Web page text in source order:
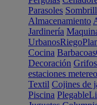
Parasoles
Almacenamiento
Jardinería
UrbanosRiego
Cocina Barbacoas
Decoración
estaciones
Textil Cojines de
Piscina Plegable